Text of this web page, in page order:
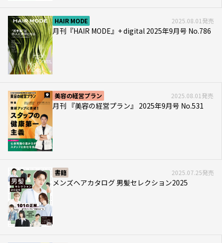
HAIR MODE 2025.08.01発売
月刊『HAIR MODE』+ digital 2025年9月号 No.786
美容の経営プラン 2025.08.01発売
月刊 『美容の経営プラン』 2025年9月号 No.531
書籍 2025.07.25発売
メンズヘアカタログ 男髪セレクション2025